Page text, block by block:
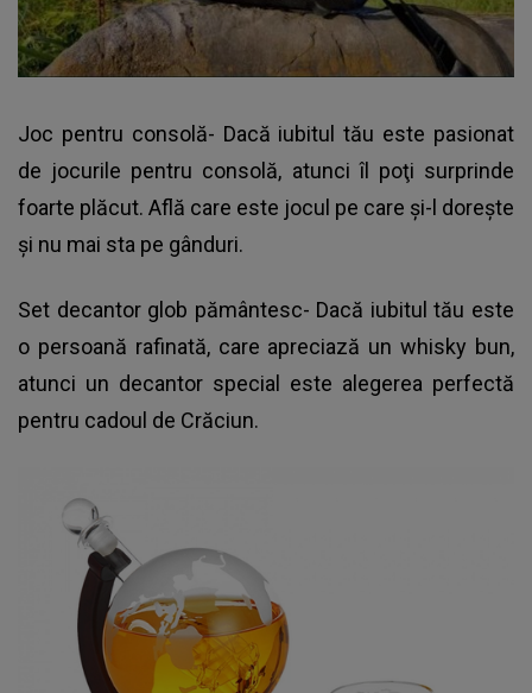
Joc pentru consolă- Dacă iubitul tău este pasionat
de jocurile pentru consolă, atunci îl poţi surprinde
foarte plăcut. Află care este jocul pe care şi-l doreşte
şi nu mai sta pe gânduri.
Set decantor glob pământesc- Dacă iubitul tău este
o persoană rafinată, care apreciază un whisky bun,
atunci un decantor special este alegerea perfectă
pentru cadoul de Crăciun.